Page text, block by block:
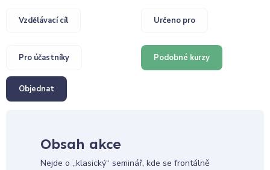
Vzdělávací cíl Určeno pro
Pro účastníky Podobné kurzy
Objednat
Obsah akce
Nejde o „klasický“ seminář, kde se frontálně